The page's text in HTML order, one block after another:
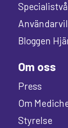
Bloggen
Om oss
Press
Om
Styrelse